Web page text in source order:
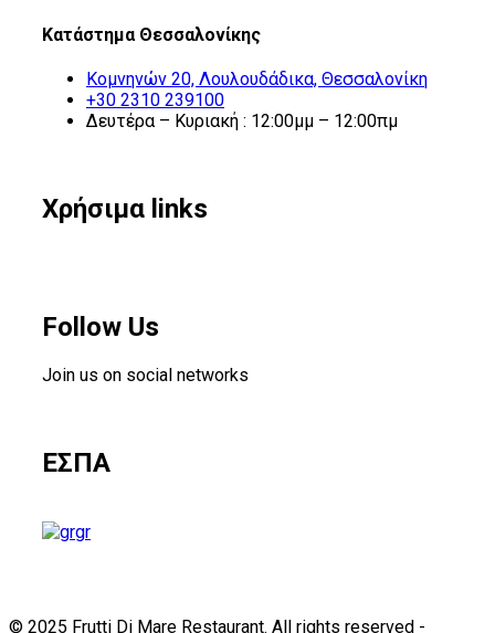
Κατάστημα Θεσσαλονίκης
Κομνηνών 20, Λουλουδάδικα, Θεσσαλονίκη
+30 2310 239100
Δευτέρα – Κυριακή : 12:00μμ – 12:00πμ
Χρήσιμα links
Follow Us
Join us on social networks
ΕΣΠΑ
gr
© 2025 Frutti Di Mare Restaurant. All rights reserved -